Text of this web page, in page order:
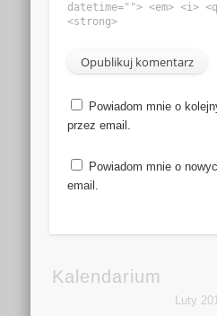
datetime=""> <em> <i>
<strong>
Powiadom mnie o
przez email.
Powiadom mnie o
email.
Kalendarium
Luty